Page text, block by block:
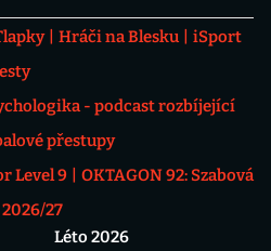
Hráči na Blesku
iSport
- podcast rozbíjející
přestupy
Level 9
OKTAGON 92: Szabová
27
Léto 2026